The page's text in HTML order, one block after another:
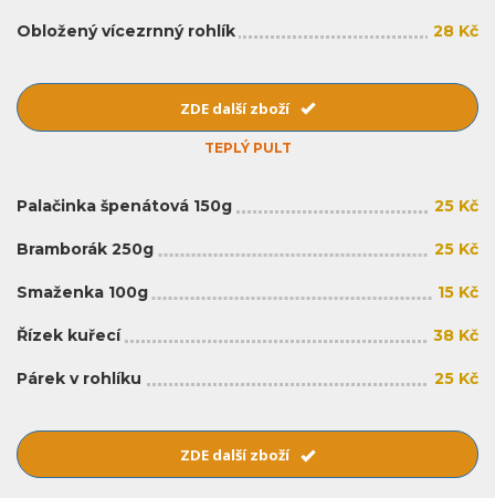
Obložený vícezrnný rohlík 28 Kč
ZDE další zboží
TEPLÝ PULT
Palačinka špenátová 150g 25 Kč
Bramborák 250g 25 Kč
Smaženka 100g 15 Kč
Řízek kuřecí 38 Kč
Párek v rohlíku 25 Kč
ZDE další zboží